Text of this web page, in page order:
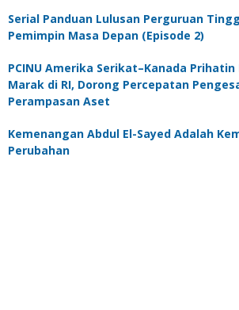
Serial Panduan Lulusan Perguruan
Pemimpin Masa Depan (Episode 2)
PCINU Amerika Serikat–Kanada Prihatin
Marak di RI, Dorong Percepatan
Perampasan Aset
Kemenangan Abdul El-Sayed Adalah
Perubahan